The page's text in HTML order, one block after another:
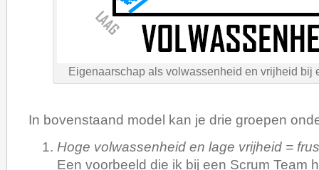
Eigenaarschap als volwassenheid en vrijheid bij
In bovenstaand model kan je drie groepen
Hoge volwassenheid en lage vrijheid =
Een voorbeeld die ik bij een Scrum Team